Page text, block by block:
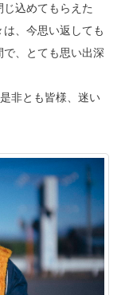
込めてもらえた
、今思い返しても
、とても思い出深
非とも皆様、迷い